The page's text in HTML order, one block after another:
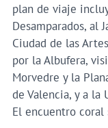
plan de viaje
Desamparados, al
Ciudad de las
por la Albufera,
Morvedre y la
de Valencia, y a la
El encuentro coral